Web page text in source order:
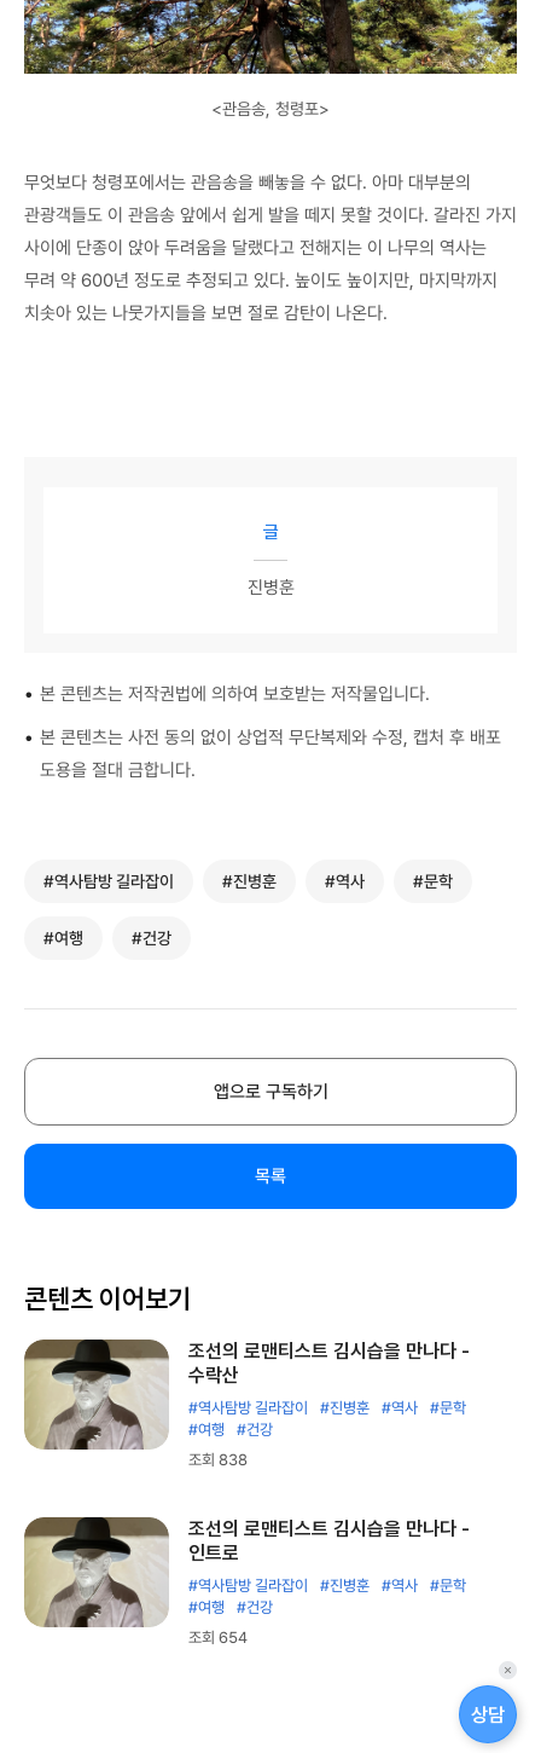
<관음송, 청령포>
무엇보다 청령포에서는 관음송을 빼놓을 수 없다. 아마 대부분의
관광객들도 이 관음송 앞에서 쉽게 발을 떼지 못할 것이다. 갈라진 가지
사이에 단종이 앉아 두려움을 달랬다고 전해지는 이 나무의 역사는
무려 약 600년 정도로 추정되고 있다. 높이도 높이지만, 마지막까지
치솟아 있는 나뭇가지들을 보면 절로 감탄이 나온다.
글
진병훈
• 본 콘텐츠는 저작권법에 의하여 보호받는 저작물입니다.
• 본 콘텐츠는 사전 동의 없이 상업적 무단복제와 수정, 캡처 후 배포
도용을 절대 금합니다.
#역사탐방 길라잡이 #진병훈 #역사 #문학
#여행 #건강
앱으로 구독하기
목록
콘텐츠 이어보기
조선의 로맨티스트 김시습을 만나다 -
수락산
#역사탐방 길라잡이 #진병훈 #역사
#문학
#여행
#건강
조회 838
조선의 로맨티스트 김시습을 만나다 -
인트로
#역사탐방 길라잡이 #진병훈 #역사
#문학
#여행
#건강
조회 654
상담
퀵
메
뉴